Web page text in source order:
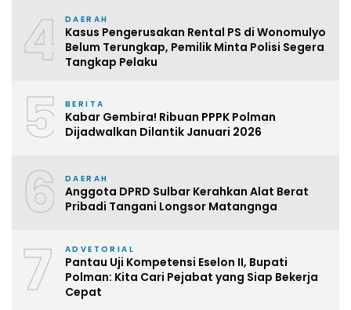
4 DAERAH
Kasus Pengerusakan Rental PS di Wonomulyo
Belum Terungkap, Pemilik Minta Polisi Segera
Tangkap Pelaku
5 BERITA
Kabar Gembira! Ribuan PPPK Polman
Dijadwalkan Dilantik Januari 2026
6 DAERAH
Anggota DPRD Sulbar Kerahkan Alat Berat
Pribadi Tangani Longsor Matangnga
7 ADVETORIAL
Pantau Uji Kompetensi Eselon II, Bupati
Polman: Kita Cari Pejabat yang Siap Bekerja
Cepat